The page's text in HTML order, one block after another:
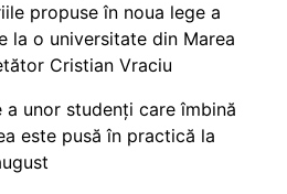
propuse în noua lege a
la o universitate din Marea
Cristian Vraciu
a unor studenți care îmbină
este pusă în practică la